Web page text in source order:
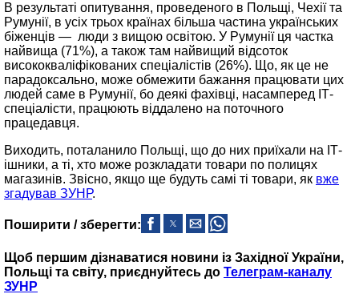
В результаті опитування, проведеного в Польщі, Чехії та
Румунії, в усіх трьох країнах більша частина українських
біженців — люди з вищою освітою. У Румунії ця частка
найвища (71%), а також там найвищий відсоток
висококваліфікованих спеціалістів (26%). Що, як це не
парадоксально, може обмежити бажання працювати цих
людей саме в Румунії, бо деякі фахівці, насамперед ІТ-
спеціалісти, працюють віддалено на поточного
працедавця.
Виходить, поталанило Польщі, що до них приїхали на ІТ-
ішники, а ті, хто може розкладати товари по полицях
магазинів. Звісно, якщо ще будуть самі ті товари, як вже
згадував ЗУНР.
Поширити / зберегти:
Щоб першим дізнаватися новини із Західної України,
Польщі та світу, приєднуйтесь до Телеграм-каналу
ЗУНР